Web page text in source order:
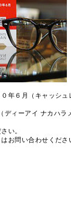
年６月（キャッシ
ィーアイ ナカハラ
い。
お問い合わせくださ